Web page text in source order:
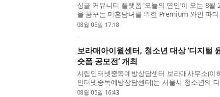
싱글 커뮤니티 플랫폼 ‘오늘의 연인’이 오는 8
을 꿈꾸는 미혼남녀를 위한 Premium 와인 파티
최한다. ‘도심 속의 로맨스, 그리고 설렘의 시작
08월 05일 17:18
보라매아이윌센터, 청소년 대상 ‘디지털
숏폼 공모전’ 개최
시립인터넷중독예방상담센터 보라매사무소(
인터넷중독예방상담센터)는 서울시 청소년의
지털미디어 문화 조성을 위해 ‘디지털 윤리의식
08월 05일 16:43